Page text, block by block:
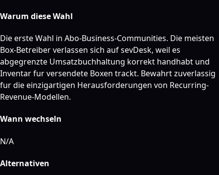
Warum diese Wahl
Die erste Wahl in Abo-Business-Communities. Die meisten
Box-Betreiber verlassen sich auf sevDesk, weil es
abgegrenzte Umsatzbuchhaltung korrekt handhabt und
Inventar fur versendete Boxen trackt. Bewahrt zuverlassig
fur die einzigartigen Herausforderungen von Recurring-
Revenue-Modellen.
Wann wechseln
N/A
Alternativen